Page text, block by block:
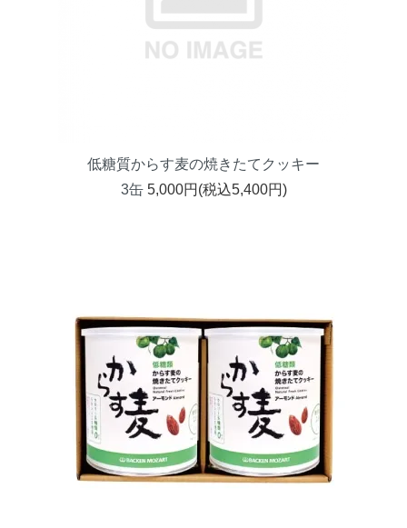
低糖質からす麦の焼きたてクッキー
3缶5,000円(税込5,400円)